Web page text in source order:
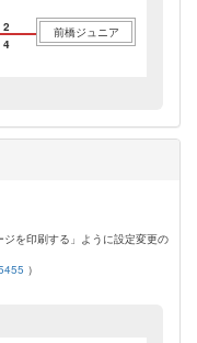
2
4
前橋ジュニア
を印刷する」ように設定変更の
）